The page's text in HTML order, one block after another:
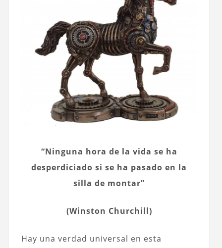
“Ninguna hora de la vida se ha
desperdiciado si se ha pasado en la
silla de montar”
(Winston Churchill)
Hay una verdad universal en esta